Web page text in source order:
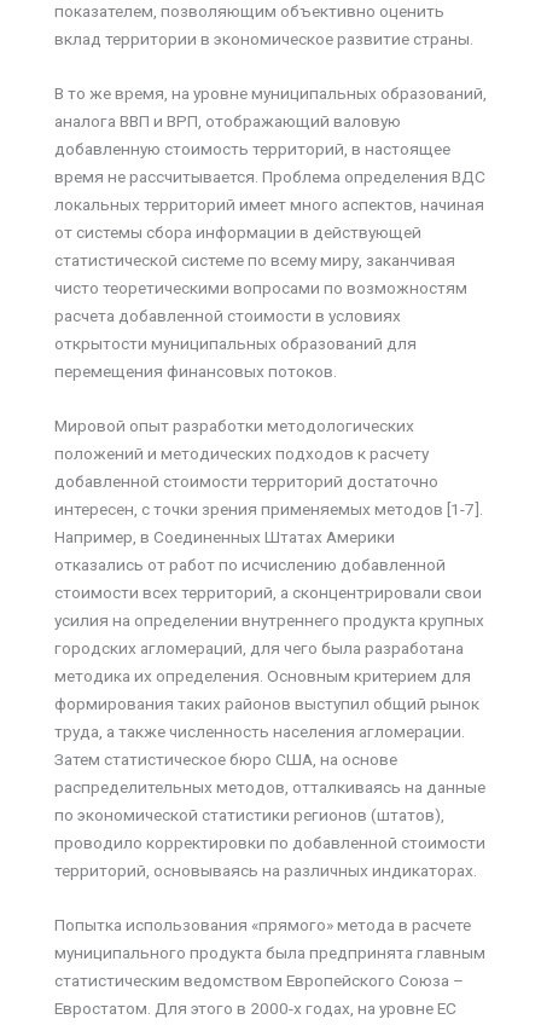
показателем, позволяющим объективно оценить
вклад территории в экономическое развитие страны.
В то же время, на уровне муниципальных образований,
аналога ВВП и ВРП, отображающий валовую
добавленную стоимость территорий, в настоящее
время не рассчитывается. Проблема определения ВДС
локальных территорий имеет много аспектов, начиная
от системы сбора информации в действующей
статистической системе по всему миру, заканчивая
чисто теоретическими вопросами по возможностям
расчета добавленной стоимости в условиях
открытости муниципальных образований для
перемещения финансовых потоков.
Мировой опыт разработки методологических
положений и методических подходов к расчету
добавленной стоимости территорий достаточно
интересен, с точки зрения применяемых методов [1-7].
Например, в Соединенных Штатах Америки
отказались от работ по исчислению добавленной
стоимости всех территорий, а сконцентрировали свои
усилия на определении внутреннего продукта крупных
городских агломераций, для чего была разработана
методика их определения. Основным критерием для
формирования таких районов выступил общий рынок
труда, а также численность населения агломерации.
Затем статистическое бюро США, на основе
распределительных методов, отталкиваясь на данные
по экономической статистики регионов (штатов),
проводило корректировки по добавленной стоимости
территорий, основываясь на различных индикаторах.
Попытка использования «прямого» метода в расчете
муниципального продукта была предпринята главным
статистическим ведомством Европейского Союза –
Евростатом. Для этого в 2000-х годах, на уровне ЕС